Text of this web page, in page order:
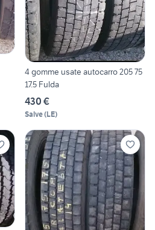
4 gomme usate autocarro 205 75
17.5 Fulda
430 €
Salve(LE)